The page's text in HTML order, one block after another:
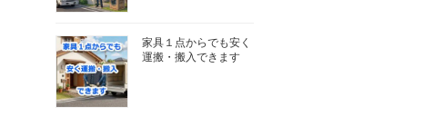
家具１点からでも安く
運搬・搬入できます